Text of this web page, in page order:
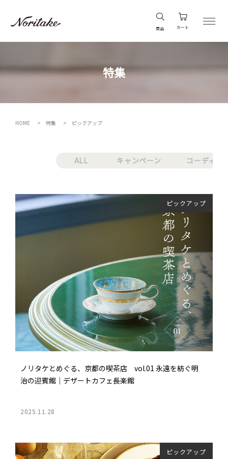
商品 カート
特集
HOME 特集 ピックアップ
ALL キャンペーン コーディネ
ピックアップ
ノリタケとめぐる、京都の喫茶店 vol.01 永遠を紡ぐ明
治の迎賓館｜デザートカフェ長楽館
2025.11.28
ピックアップ